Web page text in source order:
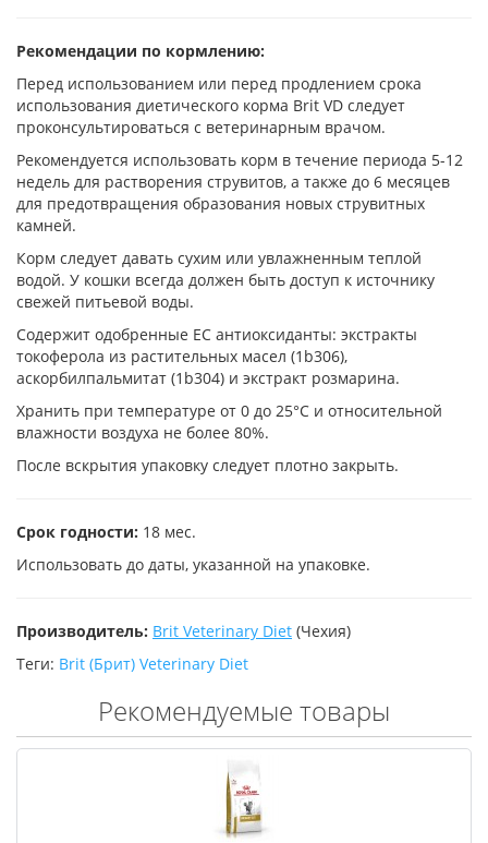
Рекомендации по кормлению:
Перед использованием или перед продлением срока
использования диетического корма Brit VD следует
проконсультироваться с ветеринарным врачом.
Рекомендуется использовать корм в течение периода 5-12
недель для растворения струвитов, а также до 6 месяцев
для предотвращения образования новых струвитных
камней.
Корм следует давать сухим или увлажненным теплой
водой. У кошки всегда должен быть доступ к источнику
свежей питьевой воды.
Содержит одобренные ЕС антиоксиданты: экстракты
токоферола из растительных масел (1b306),
аскорбилпальмитат (1b304) и экстракт розмарина.
Хранить при температуре от 0 до 25°С и относительной
влажности воздуха не более 80%.
После вскрытия упаковку следует плотно закрыть.
Срок годности: 18 мес.
Использовать до даты, указанной на упаковке.
Производитель: Brit Veterinary Diet (Чехия)
Теги: Brit (Брит) Veterinary Diet
Рекомендуемые товары